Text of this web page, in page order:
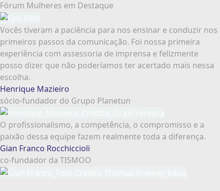
Fórum Mulheres em Destaque
Vocês tiveram a paciência para nos ensinar e conduzir nos
primeiros passos da comunicação. Foi nossa primeira
experiência com assessoria de imprensa e felizmente
posso dizer que não poderíamos ter acertado mais nessa
escolha.
Henrique Mazieiro
sócio-fundador do Grupo Planetun
O profissionalismo, a competência, o compromisso e a
paixão dessa equipe fazem realmente toda a diferença.
Gian Franco Rocchiccioli
co-fundador da TISMOO